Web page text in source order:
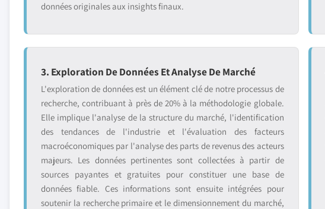
données originales aux insights finaux.
3. Exploration De Données Et Analyse De Marché
L'exploration de données est un élément clé de notre processus de
recherche, contribuant à près de 20% à la méthodologie globale.
Elle implique l'analyse de la structure du marché, l'identification
des tendances de l'industrie et l'évaluation des facteurs
macroéconomiques par l'analyse des parts de revenus des acteurs
majeurs. Les données pertinentes sont collectées à partir de
sources payantes et gratuites pour constituer une base de
données fiable. Ces informations sont ensuite intégrées pour
soutenir la recherche primaire et le dimensionnement du marché,